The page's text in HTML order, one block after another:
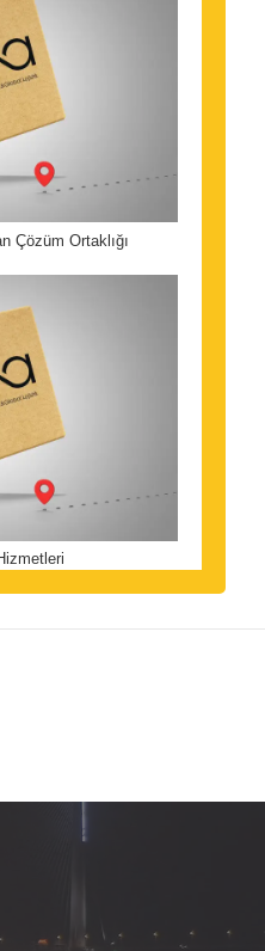
Çözüm Ortaklığı